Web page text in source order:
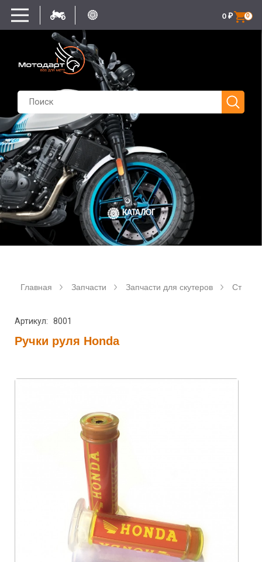
0
0 ₽
КАТАЛОГ
Главная Запчасти Запчасти для скутеров
Артикул: 8001
Ручки руля Honda